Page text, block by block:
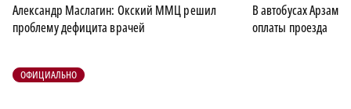
Александр Маслагин: Окский ММЦ решил
проблему дефицита врачей
В автобусах
оплаты проезда
ОФИЦИАЛЬНО